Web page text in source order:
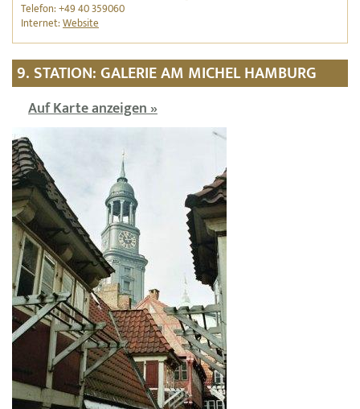
Telefon: +49 40 359060
Internet:Website
9. STATION: GALERIE AM MICHEL HAMBURG
Auf Karte anzeigen »